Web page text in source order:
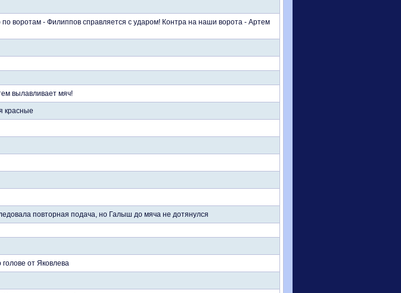
воротам - Филиппов справляется с ударом! Контра на наши ворота - Артем
вылавливает мяч!
красные
повторная подача, но Галыш до мяча не дотянулся
от Яковлева